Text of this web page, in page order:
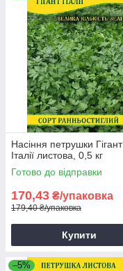
Насіння петрушки Гігант
Італії листова, 0,5 кг
Готово до відправки
170,43 ₴/упаковка
179,40 ₴/упаковка
Купити
–5%